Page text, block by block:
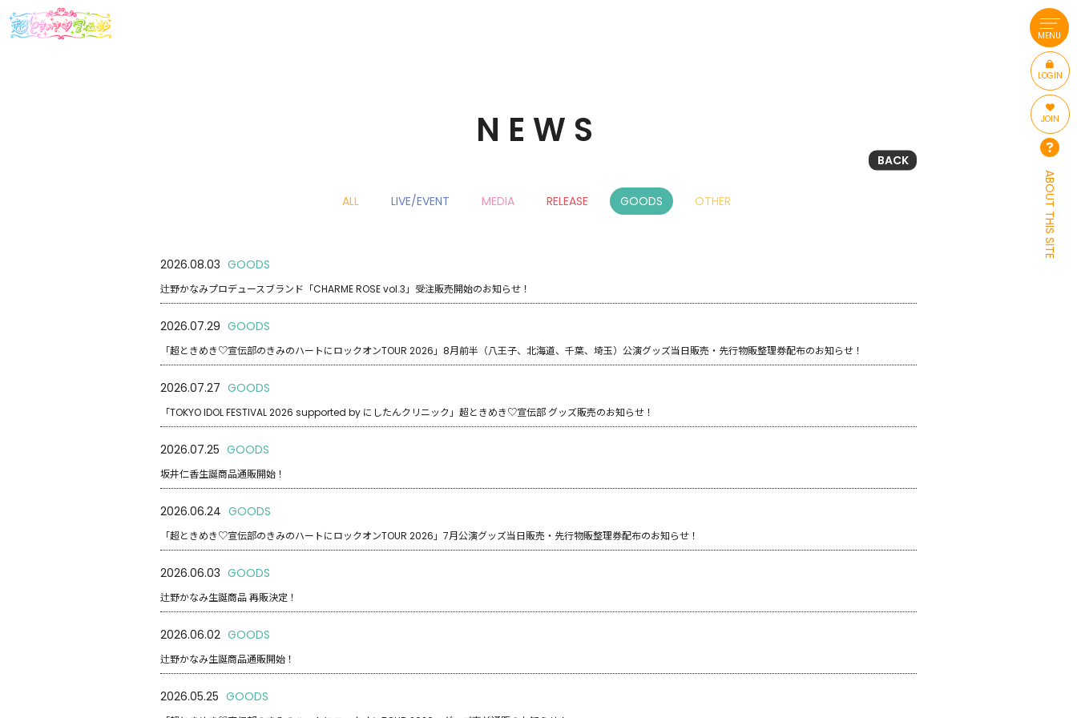
MENU
LOGIN
JOIN
ABOUT THIS SITE
NEWS
BACK
ALL LIVE/EVENT MEDIA RELEASE GOODS OTHER
2026.08.03 GOODS
辻野かなみプロデュースブランド「CHARME ROSE vol.3」受注販売開始のお知らせ！
2026.07.29 GOODS
「超ときめき♡宣伝部のきみのハートにロックオンTOUR 2026」8月前半（八王子、北海道、千葉、埼玉）公演グッズ当日販売・先行物販整理券配布のお知らせ！
2026.07.27 GOODS
「TOKYO IDOL FESTIVAL 2026 supported by にしたんクリニック」超ときめき♡宣伝部 グッズ販売のお知らせ！
2026.07.25 GOODS
坂井仁香生誕商品通販開始！
2026.06.24 GOODS
「超ときめき♡宣伝部のきみのハートにロックオンTOUR 2026」7月公演グッズ当日販売・先行物販整理券配布のお知らせ！
2026.06.03 GOODS
辻野かなみ生誕商品 再販決定！
2026.06.02 GOODS
辻野かなみ生誕商品通販開始！
2026.05.25 GOODS